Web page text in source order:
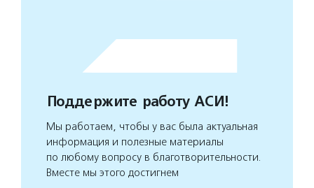
Поддержите работу АСИ!
Мы работаем, чтобы у вас была актуальная
информация и полезные материалы
по любому вопросу в благотворительности.
Вместе мы этого достигнем